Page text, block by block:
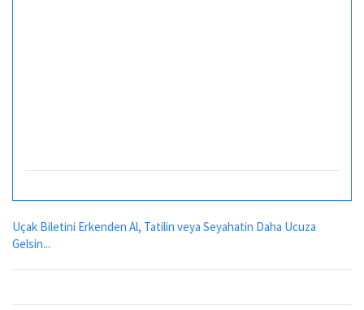
Uçak Biletini Erkenden Al, Tatilin veya Seyahatin Daha Ucuza
Gelsin...